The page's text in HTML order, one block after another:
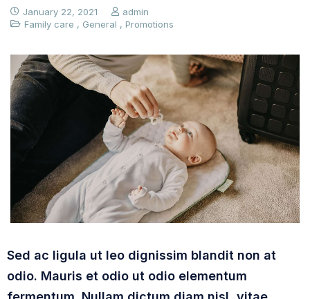
January 22, 2021
admin
Family care , General , Promotions
Sed ac ligula ut leo dignissim blandit non at
odio. Mauris et odio ut odio elementum